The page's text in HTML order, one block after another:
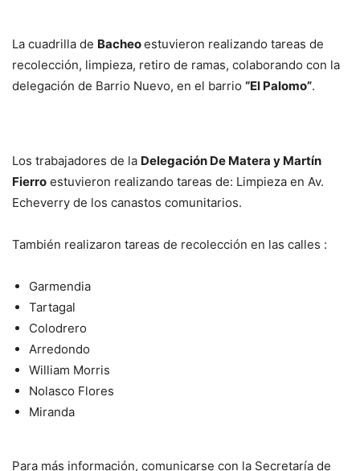
La cuadrilla de Bacheoestuvieron realizando tareas de
recolección, limpieza, retiro de ramas, colaborando con la
delegación de Barrio Nuevo, en el barrio “El Palomo”.
Los trabajadores de la Delegación De Matera y Martín
Fierro estuvieron realizando tareas de: Limpieza en Av.
Echeverry de los canastos comunitarios.
También realizaron tareas de recolección en las calles :
Garmendia
Tartagal
Colodrero
Arredondo
William Morris
Nolasco Flores
Miranda
Para más información, comunicarse con la Secretaría de